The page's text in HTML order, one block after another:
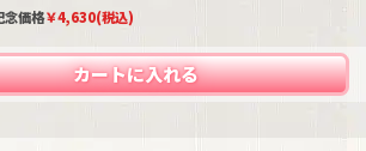
念価格￥4,630(税込)
カートに入れる